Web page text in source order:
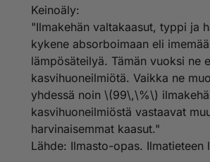
ilmatieteen laitoksella. Ainakin yksi
2017, kun lähetti minulle sähköpostia.
Ei näissä asioissa sekoile enään
tietämättömät maallikot.
keväänä sanoneet moneen kertaan,
aurinko lämmittää ilman. Noin on
kolmena keväänä säätiedotuksissa.
Kun sanotaan, että aurinko lämmittää
myös tarkoitetaan sitä, vaikka sinä
Keinoäly:
"Ilmakehän valtakaasut, typpi ja
kykene absorboimaan eli
lämpösäteilyä. Tämän vuoksi ne
kasvihuoneilmiötä. Vaikka ne
yhdessä noin \(99\,\%\)
kasvihuoneilmiöstä vastaavat
harvinaisemmat kaasut."
Lähde: Ilmasto-opas. Ilmatieteen